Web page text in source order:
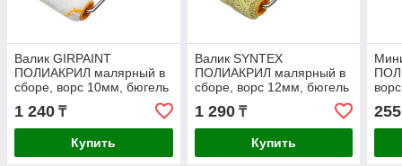
Валик GIRPAINT
ПОЛИАКРИЛ малярный в
сборе, ворс 10мм, бюгель
6мм, 30х100мм, STAYER
Master (0315-10)
1 240 ₸
Купить
Валик SYNTEX
ПОЛИАКРИЛ малярный в
сборе, ворс 12мм, бюгель
6мм, 30х100мм, STAYER
Master (0319-10)
1 290₸
Купить
255